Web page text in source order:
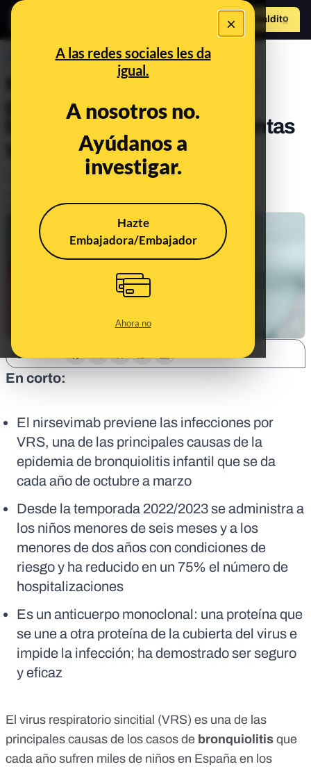
×
A las redes sociales les da
igual.
A nosotros no.
Ayúdanos a
investigar.
Hazte
Embajadora/Embajador
Ahora no
Hazte Maldito
PREBUNKING
Nirsevimab, el tratamiento
preventivo contra la
bronquiolitis infantil: preguntas
y respuestas
Actualizado elOct 28, 2025, 9:18:00 AM
En corto:
El nirsevimab previene las infecciones por
VRS, una de las principales causas de la
epidemia de bronquiolitis infantil que se da
cada año de octubre a marzo
Desde la temporada 2022/2023 se administra a
los niños menores de seis meses y a los
menores de dos años con condiciones de
riesgo y ha reducido en un 75% el número de
hospitalizaciones
Es un anticuerpo monoclonal: una proteína que
se une a otra proteína de la cubierta del virus e
impide la infección; ha demostrado ser seguro
y eficaz
El virus respiratorio sincitial (VRS) es una de las
principales causas de los casos de bronquiolitis que
cada año sufren miles de niños en España en los